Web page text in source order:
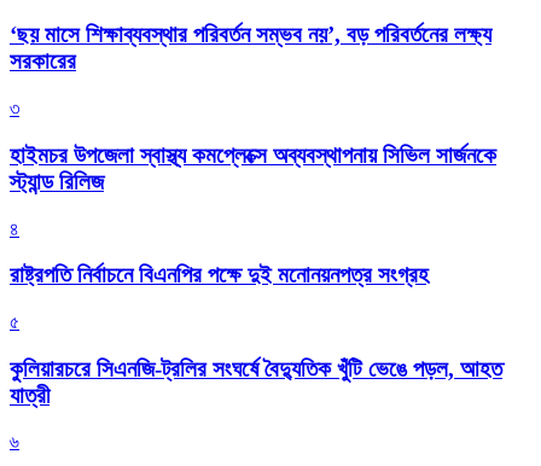
‘ছয় মাসে শিক্ষাব্যবস্থার পরিবর্তন সম্ভব নয়’, বড় পরিবর্তনের লক্ষ্য
সরকারের
৩
হাইমচর উপজেলা স্বাস্থ্য কমপ্লেক্সে অব্যবস্থাপনায় সিভিল সার্জনকে
স্ট্যান্ড রিলিজ
৪
রাষ্ট্রপতি নির্বাচনে বিএনপির পক্ষে দুই মনোনয়নপত্র সংগ্রহ
৫
কুলিয়ারচরে সিএনজি-ট্রলির সংঘর্ষে বৈদ্যুতিক খুঁটি ভেঙে পড়ল, আহত
যাত্রী
৬